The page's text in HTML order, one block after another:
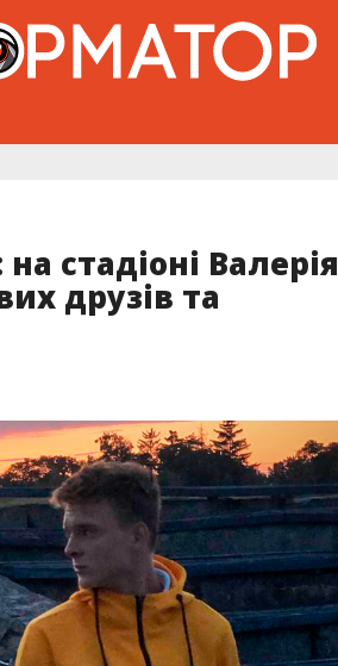
стадіоні Валерія
друзів та